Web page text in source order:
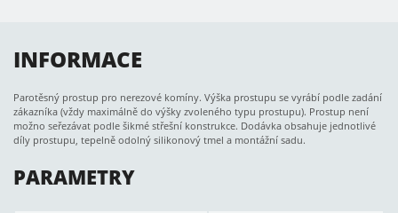
INFORMACE
Parotěsný prostup pro nerezové komíny. Výška prostupu se vyrábí podle zadání
zákazníka (vždy maximálně do výšky zvoleného typu prostupu). Prostup není
možno seřezávat podle šikmé střešní konstrukce. Dodávka obsahuje jednotlivé
díly prostupu, tepelně odolný silikonový tmel a montážní sadu.
PARAMETRY